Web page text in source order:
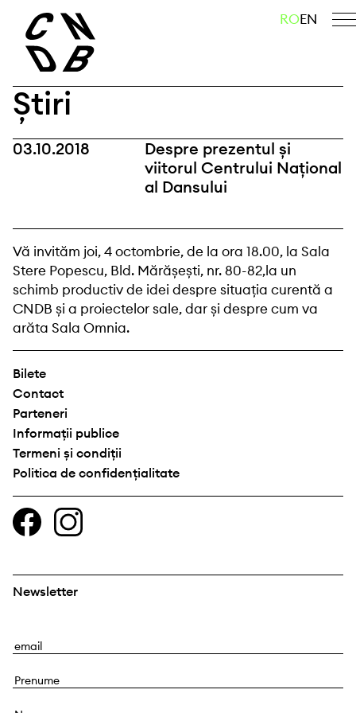
content
caută ROEN
Știri
03.10.2018
Despre prezentul și
viitorul Centrului Național
al Dansului
Vă invităm joi, 4 octombrie, de la ora 18.00, la Sala
Stere Popescu, Bld. Mărășești, nr. 80-82,la un
schimb productiv de idei despre situația curentă a
CNDB și a proiectelor sale, dar și despre cum va
arăta Sala Omnia.
Bilete
Contact
Parteneri
Informații publice
Termeni și condiții
Politica de confidențialitate
Newsletter
E
a
P